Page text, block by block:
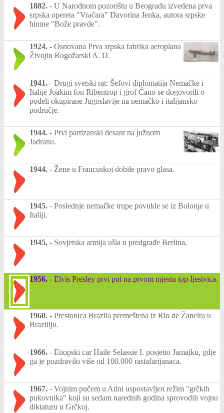
1882. - U Narodnom pozorištu u Beogradu izvedena prva
srpska opereta "Vračara" Davorina Jenka, autora srpske
himne "Bože pravde".
1924. - Osnovana Prva srpska fabrika aeroplana
Živojin Rogožarski A. D.
1941. - Drugi svetski rat: Šefovi diplomatija Nemačke i
Italije Joakim fon Ribentrop i grof Ćano se dogovorili o
podeli okupirane Jugoslavije na nemačko i italijansko
područje.
1944. - Prvi partizanski desant na južnom
Jadranu.
1944. - Žene u Francuskoj dobile pravo glasa.
1945. - Poslednje nemačke trupe povukle se iz Bolonje u
Italiji.
1945. - Sovjetska armija ušla u predgrađe Berlina.
1956. - Elvis Presley prvi put na prvom mjestu top-ljestvica.
1960. - Prestonica Brazila premeštena iz Rio de Žaneira u
Braziliju.
1966. - Etiopski car Haile Selassie I. posjetio Jamajku, gdje
ga je pozdravilo više od 100.000 rastafarijanaca.
1967. - Vojnim pučem u Atini uspostavljen režim "grčkih
pukovnika" koji su sedam narednih godina sprovodili vojnu
diktaturu u Grčkoj.